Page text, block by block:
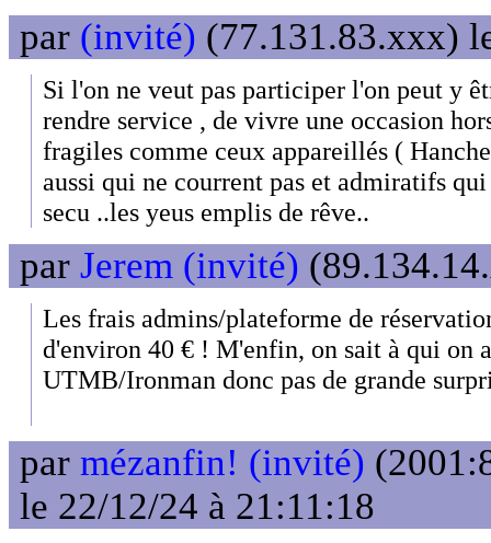
par (invité) (77.131.83.xxx)
Si l'on ne veut pas participer l'on peut y
rendre service , de vivre une occasion
fragiles comme ceux appareillés (
aussi qui ne courrent pas et admiratifs
secu ..les yeus emplis de rêve..
par Jerem (invité)
Les frais admins/plateforme de
d'environ 40 € ! M'enfin, on sait à qui on
UTMB/Ironman donc pas de grande
par mézanfin! (invité)
le 22/12/24 à 21:11:18